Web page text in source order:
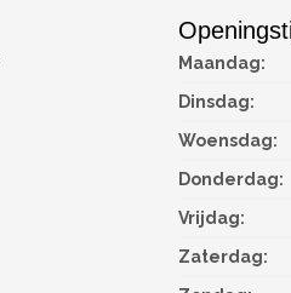
Maandag:
Dinsdag:
Woensdag:
Donderdag:
Vrijdag:
Zaterdag: